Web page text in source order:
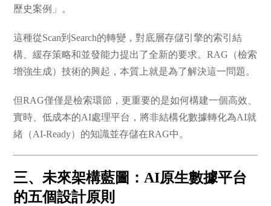
歷史案例」。
這種從Scan到Search的轉變，對底層存儲引擎的索引結
構、緩存策略和並發能力提出了全新的要求。RAG（檢索
增強生成）技術的興起，本質上就是為了解決這一問題。
但RAG僅僅是檢索環節，更重要的是如何構建一個高效、
實時、低成本的AI處理平台，將非結構化數據轉化為AI就
緒（AI-Ready）的知識並存儲在RAG中。
三、未來架構藍圖：AI原生數據平台
的五個設計原則